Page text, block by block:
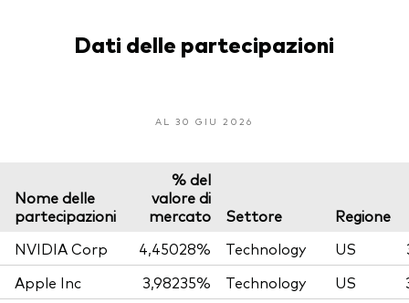
Dati delle partecipazioni
AL 30 GIU 2026
Nome delle
partecipazioni
% del
valore di
mercato
Settore
Regione
NVIDIA Corp
4,45028% Technology US
Apple Inc
3,98235% Technology US